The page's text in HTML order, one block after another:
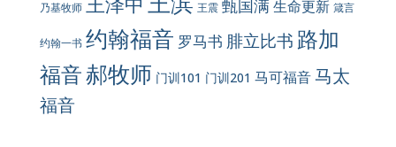
乃基牧师 王震 甄国满生命更新 箴言
约翰一书 约翰福音 罗马书 腓立比书 路加
福音郝牧师 门训101 门训201 马可福音马太
福音